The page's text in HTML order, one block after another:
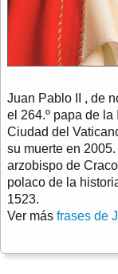
Juan Pablo II , de
el 264.º papa de
Ciudad del
su muerte en
arzobispo de
polaco de la
1523.
Ver más frases de